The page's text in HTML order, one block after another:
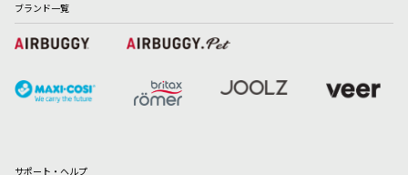
ブランド一覧
サポート・ヘルプ